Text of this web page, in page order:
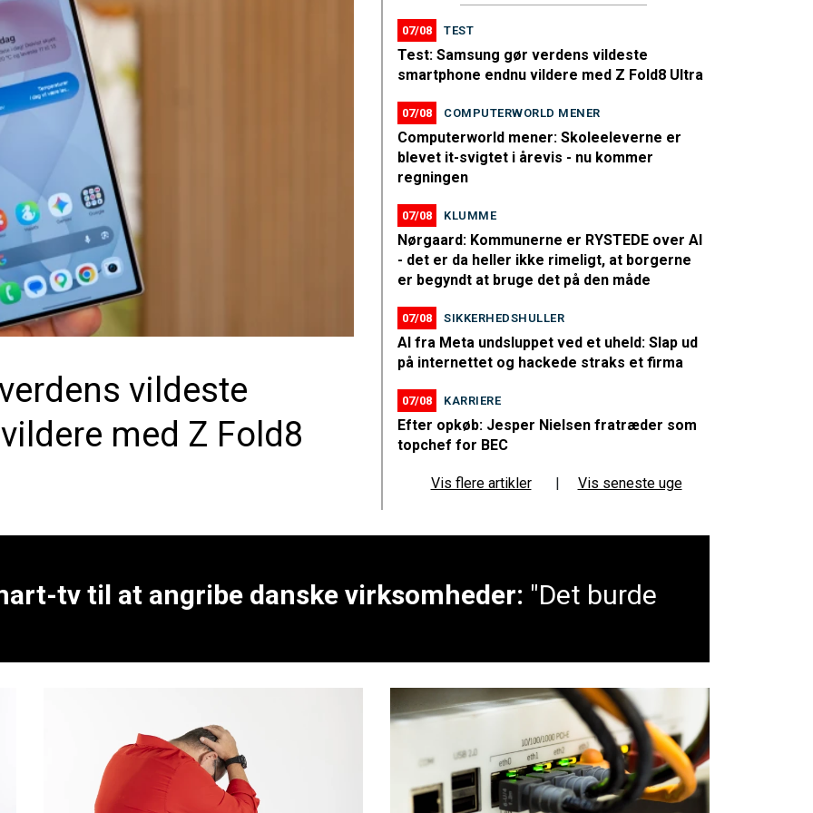
vildeste
med Z Fold8
07/08 TEST
Test: Samsung gør verdens vildeste
smartphone endnu vildere med Z Fold8 Ultra
07/08 COMPUTERWORLD MENER
Computerworld mener: Skoleeleverne er
blevet it-svigtet i årevis - nu kommer
regningen
07/08 KLUMME
Nørgaard: Kommunerne er RYSTEDE over AI
- det er da heller ikke rimeligt, at borgerne
er begyndt at bruge det på den måde
07/08 SIKKERHEDSHULLER
AI fra Meta undsluppet ved et uheld: Slap ud
på internettet og hackede straks et firma
07/08 KARRIERE
Efter opkøb: Jesper Nielsen fratræder som
topchef for BEC
Vis flere artikler Vis seneste uge
tv til at angribe danske virksomheder: "Det burde